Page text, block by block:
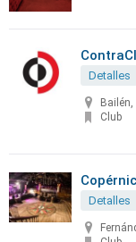
Detalles
Club
Detalles